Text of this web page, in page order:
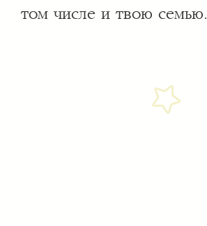
том числе и твою семью.